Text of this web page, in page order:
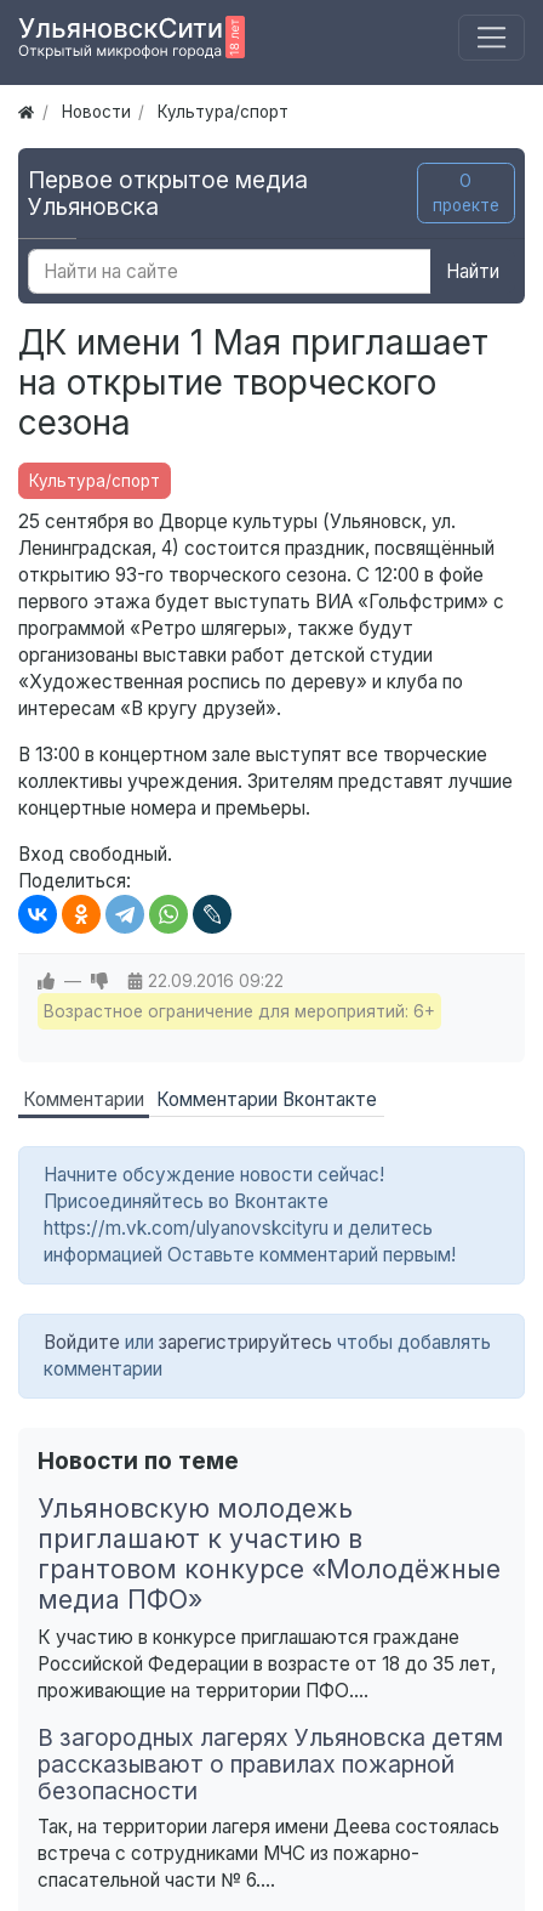
Новости Культура/спорт
Первое открытое медиа
Ульяновска
О
проекте
Найти
ДК имени 1 Мая приглашает
на открытие творческого
сезона
Культура/спорт
25 сентября во Дворце культуры (Ульяновск, ул.
Ленинградская, 4) состоится праздник, посвящённый
открытию 93-го творческого сезона. С 12:00 в фойе
первого этажа будет выступать ВИА «Гольфстрим» с
программой «Ретро шлягеры», также будут
организованы выставки работ детской студии
«Художественная роспись по дереву» и клуба по
интересам «В кругу друзей».
В 13:00 в концертном зале выступят все творческие
коллективы учреждения. Зрителям представят лучшие
концертные номера и премьеры.
Вход свободный.
Поделиться:
— 22.09.2016 09:22
Возрастное ограничение для мероприятий: 6+
Комментарии Комментарии Вконтакте
Начните обсуждение новости сейчас!
Присоединяйтесь во Вконтакте
https://m.vk.com/ulyanovskcityru и делитесь
информацией Оставьте комментарий первым!
Войдите или зарегистрируйтесь чтобы добавлять
комментарии
Новости по теме
Ульяновскую молодежь
приглашают к участию в
грантовом конкурсе «Молодёжные
медиа ПФО»
К участию в конкурсе приглашаются граждане
Российской Федерации в возрасте от 18 до 35 лет,
проживающие на территории ПФО....
В загородных лагерях Ульяновска детям
рассказывают о правилах пожарной
безопасности
Так, на территории лагеря имени Деева состоялась
встреча с сотрудниками МЧС из пожарно-
спасательной части № 6....